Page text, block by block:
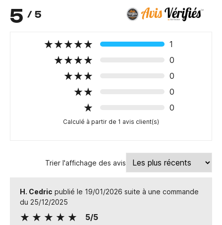
5 / 5
1
0
0
0
0
Calculé à partir de 1 avis client(s)
Trier l'affichage des avis
H. Cedric publié le 19/01/2026 suite à une commande
du 25/12/2025
5/5